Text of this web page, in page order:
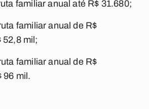
familiar anual até R$ 31.680;
familiar anual de R$
52,8 mil;
familiar anual de R$
96 mil.